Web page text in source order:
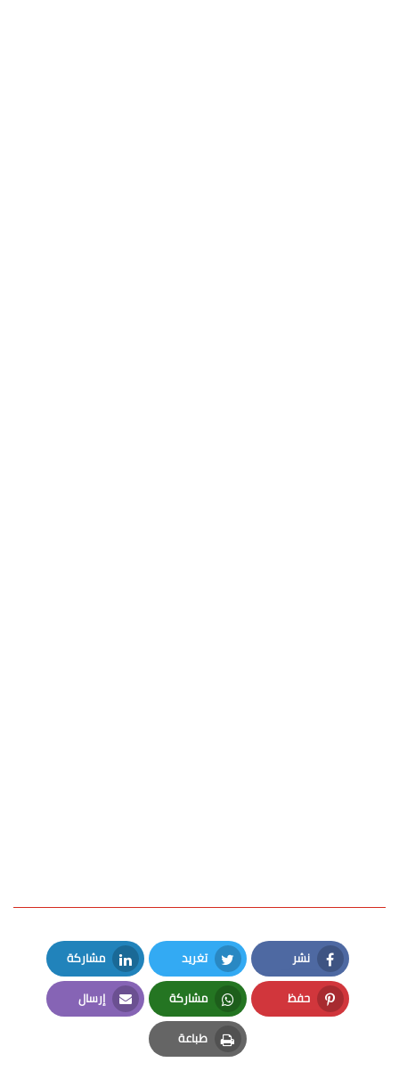
نشر
Facebook
تغريد
Twitter
مشاركة
LinkedIn
حفظ
Pinterest
مشاركة
Whatsapp
إرسال
Email
طباعة
Print